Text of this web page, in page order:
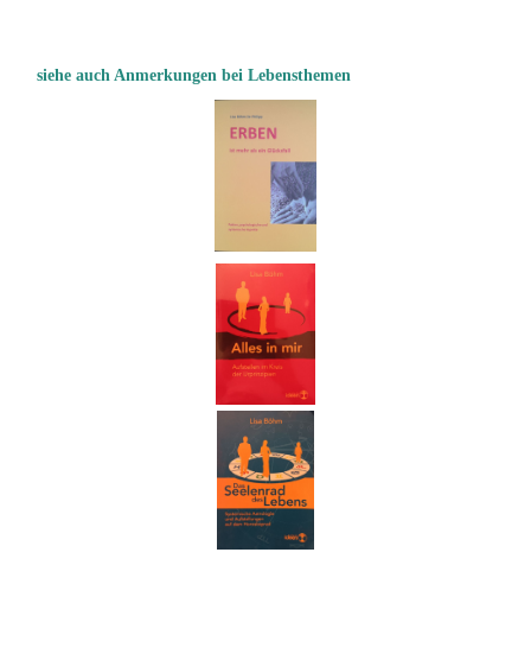
siehe auch Anmerkungen bei Lebensthemen